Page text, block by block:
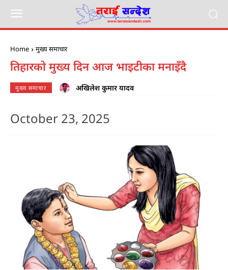
Home मुख्य समाचार
तिहारको मुख्य दिन आज भाइटीका मनाइँदै
मुख्य समाचार अखिलेश कुमार यादव
October 23, 2025